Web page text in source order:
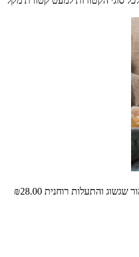
שגשוג והתעלות רוחנית ₪28.00